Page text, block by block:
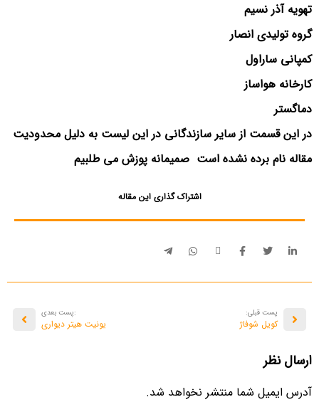
تهویه آذر نسیم
گروه تولیدی انصار
کمپانی ساراول
کارخانه هواساز
دماگستر
در این قسمت از سایر سازندگانی در این لیست به دلیل محدودیت
مقاله نام برده نشده است صمیمانه پوزش می طلبیم
اشتراک گذاری این مقاله
پست قبلی:
کویل شوفاژ
:پست بعدی
یونیت هیتر دیواری
ارسال نظر
آدرس ایمیل شما منتشر نخواهد شد.